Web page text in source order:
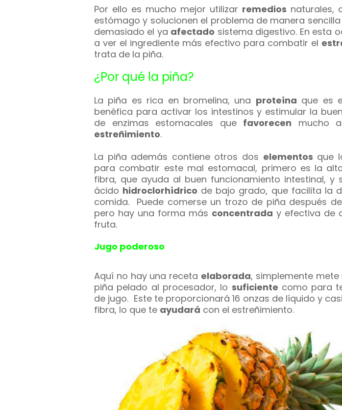
Por ello es mucho mejor utilizar remedios naturales,
estómago y solucionen el problema de manera
demasiado el ya afectado sistema digestivo. En esta
a ver el ingrediente más efectivo para combatir el
trata de la piña.
¿Por qué la piña?
La piña es rica en bromelina, una proteína que es
benéfica para activar los intestinos y estimular la
de enzimas estomacales que favorecen mucho
estreñimiento.
La piña además contiene otros dos elementos que
para combatir este mal estomacal, primero es la
fibra, que ayuda al buen funcionamiento intestinal, y
ácido hidroclorhídrico de bajo grado, que facilita la
comida. Puede comerse un trozo de piña después
pero hay una forma más concentrada y efectiva de
fruta.
Jugo poderoso
Aquí no hay una receta elaborada, simplemente
piña pelado al procesador, lo suficiente como para
de jugo. Este te proporcionará 16 onzas de líquido y
fibra, lo que te ayudará con el estreñimiento.